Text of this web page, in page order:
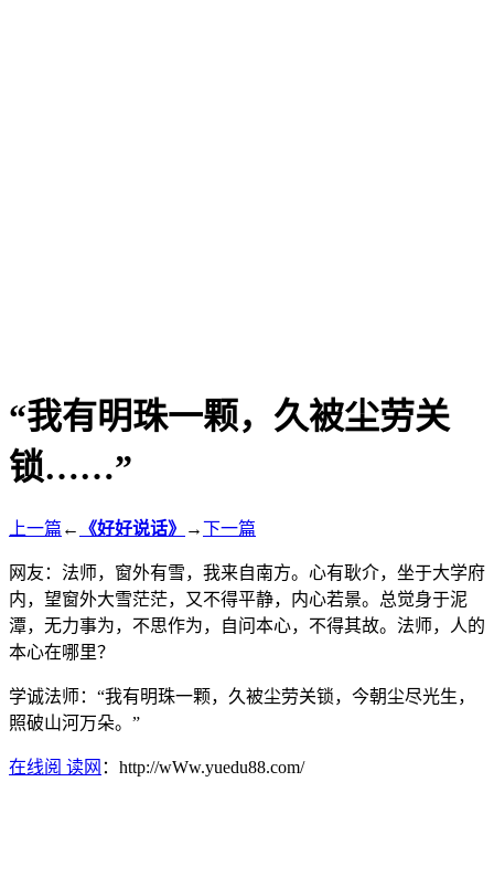
“我有明珠一颗，久被尘劳关
锁……”
上一篇 ← 《好好说话》 →下一篇
网友：法师，窗外有雪，我来自南方。心有耿介，坐于大学府
内，望窗外大雪茫茫，又不得平静，内心若景。总觉身于泥
潭，无力事为，不思作为，自问本心，不得其故。法师，人的
本心在哪里？
学诚法师：“我有明珠一颗，久被尘劳关锁，今朝尘尽光生，
照破山河万朵。”
在线阅 读网 ：http://wWw.yuedu88.com/